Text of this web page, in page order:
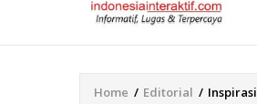
Home / Editorial / Inspirasi